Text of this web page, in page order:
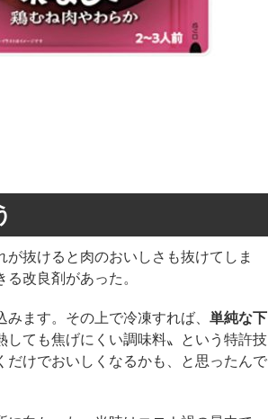
抜けると肉のおいしさも抜けてしま
改良剤があった。
ます。その上で冷凍すれば、 単純な下
しても焦げにくい調味料〟という特許技
けでおいしくなるかも、と思ったんで